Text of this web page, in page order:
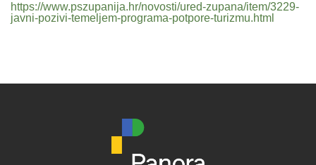
https://www.pszupanija.hr/novosti/ured-zupana/item/3229-
javni-pozivi-temeljem-programa-potpore-turizmu.html